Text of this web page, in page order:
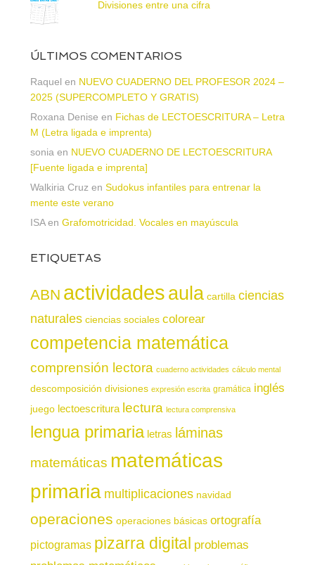
Divisiones entre una cifra
ÚLTIMOS COMENTARIOS
Raquel en NUEVO CUADERNO DEL PROFESOR 2024 –
2025 (SUPERCOMPLETO Y GRATIS)
Roxana Denise en Fichas de LECTOESCRITURA – Letra
M (Letra ligada e imprenta)
soniaen NUEVO CUADERNO DE LECTOESCRITURA
[Fuente ligada e imprenta]
Walkiria Cruzen Sudokus infantiles para entrenar la
mente este verano
ISAen Grafomotricidad. Vocales en mayúscula
ETIQUETAS
ABN actividadesaula cartilla ciencias
naturales ciencias sociales colorear
competencia matemática
comprensión lectora cuaderno actividades cálculo mental
descomposición divisiones expresión escrita gramática inglés
juego lectoescritura lectura lectura comprensiva
lengua primaria letras láminas
matemáticas matemáticas
primaria multiplicaciones navidad
operaciones operaciones básicas ortografía
pictogramas pizarra digital problemas